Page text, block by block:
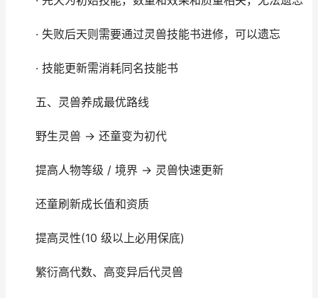
· 失败后天则需要通过灵兽技能书进修，可以遗忘
· 技能更新需消耗同名技能书
五、灵兽养成最优路线
野生灵兽 → 还童变为初代
提高人物等级 / 境界 → 灵兽快速更新
还童刷新成长值和资质
提高灵性(10 级以上必用保底)
繁衍高代数、高变异后代灵兽